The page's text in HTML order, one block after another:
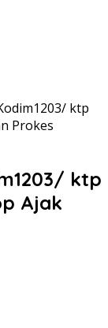
ktp
Prokes
ktp
Ajak